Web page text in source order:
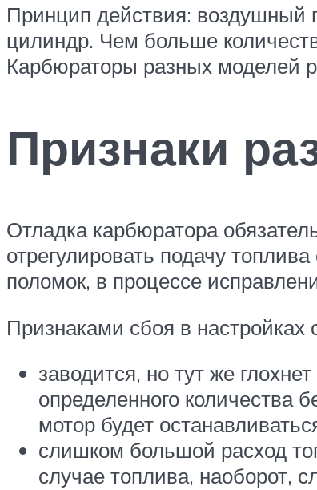
Принцип действия: воздушный
цилиндр. Чем больше
Карбюраторы разных моделей
Признаки
Отладка карбюратора
отрегулировать подачу
поломок, в процессе
Признаками сбоя в
заводится, но тут же
определенного количества
мотор будет
слишком большой расход
случае топлива, наоборот,